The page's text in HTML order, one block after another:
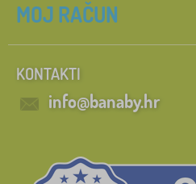
MOJ RAČUN
KONTAKTI
info@banaby.hr